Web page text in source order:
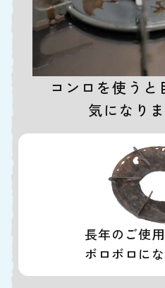
コンロを使う
気になり
長年のご使
ボロボロに